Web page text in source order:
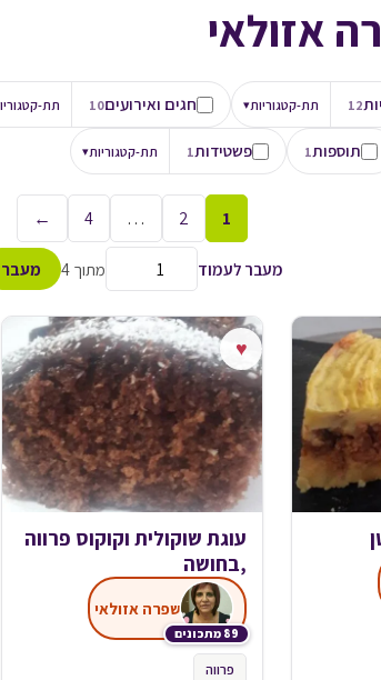
אזולאי
12 תת-קטגוריות▾ חגים ואירועים10 תת-
תוספות1 פשטידות1 תת-קטגוריות▾
1
2
…
4
←
מעבר לעמוד מתוך 4 מעבר
♥
עוגת שוקולית וקוקוס פרווה
,בחושה
89 מתכונים
שפרה אזולאי
פרווה